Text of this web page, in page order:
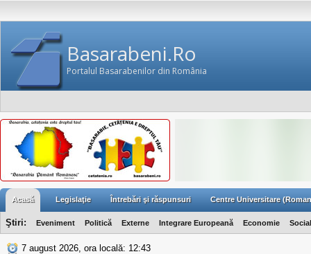
Basarabeni.Ro
Portalul Basarabenilor din România
Acasă Legislaţie Întrebări şi răspunsuri Centre Universitare
Ştiri: Eveniment Politică Externe Integrare Europeană Economie Social
7 august 2026, ora locală: 12:43